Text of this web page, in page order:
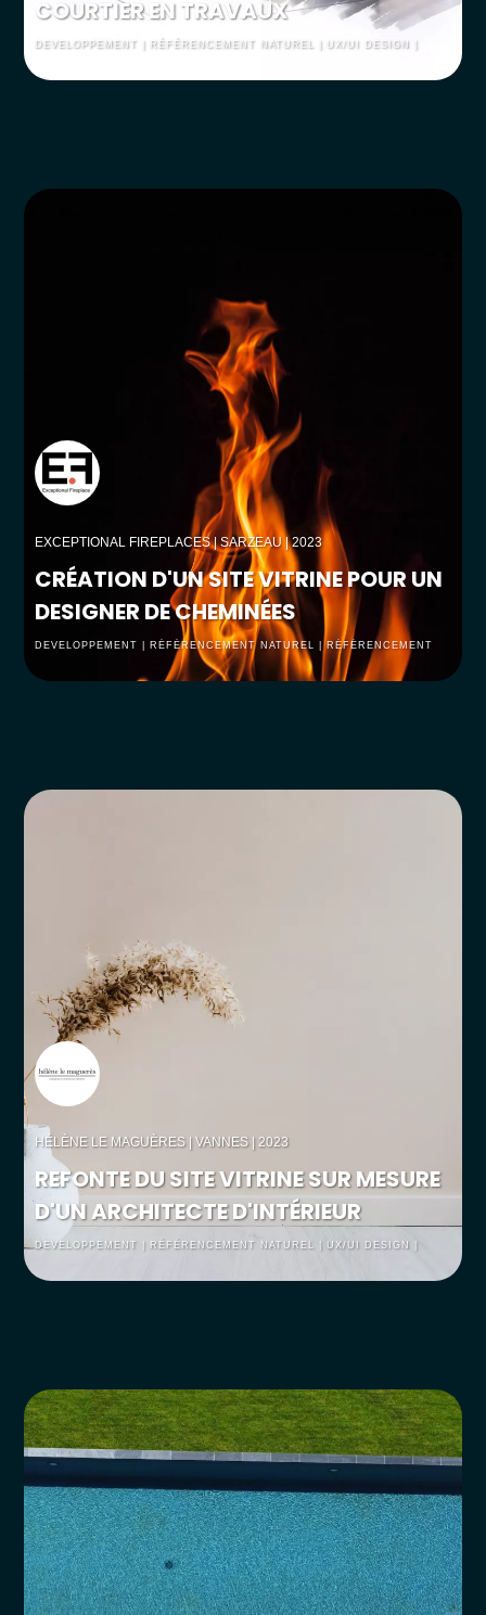
COURTIER EN TRAVAUX
DEVELOPPEMENT | RÉFÉRENCEMENT NATUREL | UX/UI DESIGN |
EXCEPTIONAL FIREPLACES| SARZEAU | 2023
CRÉATION D'UN SITE VITRINE POUR UN
DESIGNER DE CHEMINÉES
DEVELOPPEMENT | RÉFÉRENCEMENT NATUREL | RÉFÉRENCEMENT
PAYANT | UX/UI DESIGN | WEBDESGIN
HÉLÈNE LE MAGUÈRES| VANNES | 2023
REFONTE DU SITE VITRINE SUR MESURE
D'UN ARCHITECTE D'INTÉRIEUR
DEVELOPPEMENT | RÉFÉRENCEMENT NATUREL | UX/UI DESIGN |